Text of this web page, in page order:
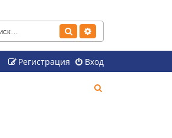
Поиск
Вход
Регистрация